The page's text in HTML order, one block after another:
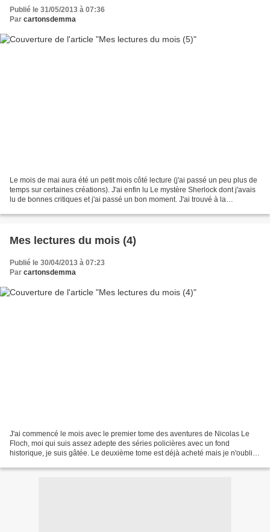
Publié le 31/05/2013 à 07:36
Par cartonsdemma
Le mois de mai aura été un petit mois côté lecture (j'ai passé un peu plus de
temps sur certaines créations). J'ai enfin lu Le mystère Sherlock dont j'avais
lu de bonnes critiques et j'ai passé un bon moment. J'ai trouvé à la
Mes lectures du mois (4)
Publié le 30/04/2013 à 07:23
Par cartonsdemma
J'ai commencé le mois avec le premier tome des aventures de Nicolas Le
Floch, moi qui suis assez adepte des séries policières avec un fond
historique, je suis gâtée. Le deuxième tome est déjà acheté mais je n'oublie